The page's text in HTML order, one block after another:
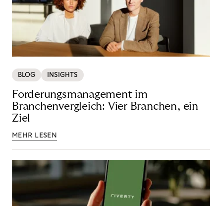
BLOG INSIGHTS
Forderungsmanagement im
Branchenvergleich: Vier Branchen, ein
Ziel
MEHR LESEN